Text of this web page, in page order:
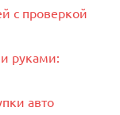
с проверкой
руками:
авто